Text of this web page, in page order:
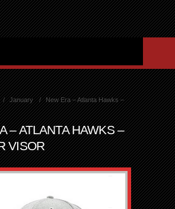
January
New Era – Atlanta Hawks –
– ATLANTA HAWKS –
VISOR